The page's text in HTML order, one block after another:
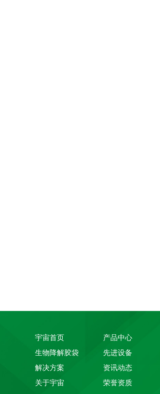
宇宙首页
产品中心
生物降解胶袋
先进设备
解决方案
资讯动态
关于宇宙
荣誉资质